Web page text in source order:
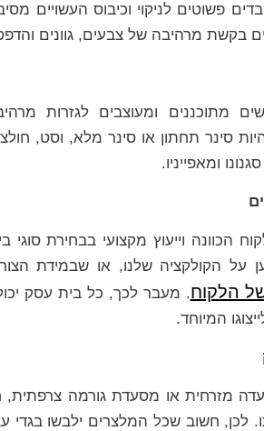
פשוטים לניקוי וכיבוס העשויים
בקשת מרהיבה של צבעים, גוונים
מתוכננים ומעוצבים לגזרות
סינר תחתון או סינר מלא, וסט,
ומאפייניו.
הכוונה וייעוץ מקצועי בבחירת סוגי
על הקולקציה שלנו, או שבמידת
של הלקוח. מעבר לכך, כל בית עסק
המיוחד.
מזרחית או מסעדת גורמה צרפתית,
חשוב שכל המלצרים ילבשו בגדי